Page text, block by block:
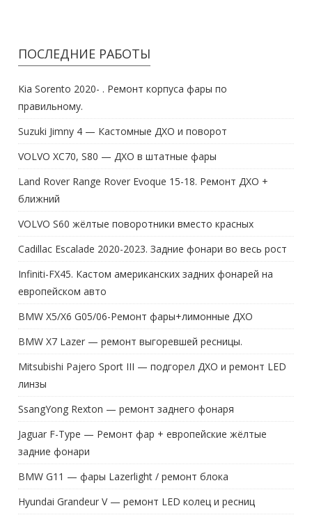
ПОСЛЕДНИЕ РАБОТЫ
Kia Sorento 2020- . Ремонт корпуса фары по
правильному.
Suzuki Jimny 4 — Кастомные ДХО и поворот
VOLVO XC70, S80 — ДХО в штатные фары
Land Rover Range Rover Evoque 15-18. Ремонт ДХО +
ближний
VOLVO S60 жёлтые поворотники вместо красных
Cadillac Escalade 2020-2023. Задние фонари во весь рост
Infiniti-FX45. Кастом американских задних фонарей на
европейском авто
BMW X5/X6 G05/06-Ремонт фары+лимонные ДХО
BMW X7 Lazer — ремонт выгоревшей ресницы.
Mitsubishi Pajero Sport III — подгорел ДХО и ремонт LED
линзы
SsangYong Rexton — ремонт заднего фонаря
Jaguar F-Type — Ремонт фар + европейские жёлтые
задние фонари
BMW G11 — фары Lazerlight / ремонт блока
Hyundai Grandeur V — ремонт LED колец и ресниц